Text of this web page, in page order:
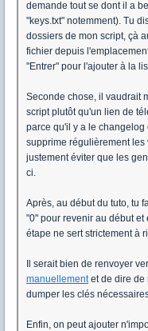
demande tout se dont il a
"keys.txt" notemment). Tu
dossiers de mon script, çà
fichier depuis
"Entrer" pour l'ajouter à la
Seconde chose, il vaudrait
script plutôt qu'un lien de
parce qu'il y a le
supprime régulièrement
justement éviter que les
ci.
Après, au début du tuto, tu
"0" pour revenir au début et
étape ne sert strictement à
Il serait bien de renvoyer
manuellementet de dire de
dumper les clés
Enfin, on peut ajouter